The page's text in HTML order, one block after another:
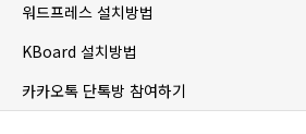
워드프레스 설치방법
KBoard 설치방법
카카오톡 단톡방 참여하기